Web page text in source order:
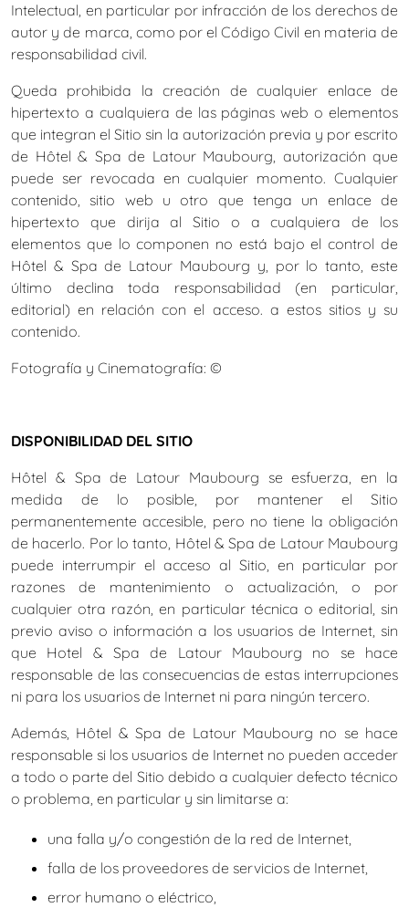
Intelectual, en particular por infracción de los derechos de
autor y de marca, como por el Código Civil en materia de
responsabilidad civil.
Queda prohibida la creación de cualquier enlace de
hipertexto a cualquiera de las páginas web o elementos
que integran el Sitio sin la autorización previa y por escrito
de Hôtel & Spa de Latour Maubourg, autorización que
puede ser revocada en cualquier momento. Cualquier
contenido, sitio web u otro que tenga un enlace de
hipertexto que dirija al Sitio o a cualquiera de los
elementos que lo componen no está bajo el control de
Hôtel & Spa de Latour Maubourg y, por lo tanto, este
último declina toda responsabilidad (en particular,
editorial) en relación con el acceso. a estos sitios y su
contenido.
Fotografía y Cinematografía: ©
DISPONIBILIDAD DEL SITIO
Hôtel & Spa de Latour Maubourg se esfuerza, en la
medida de lo posible, por mantener el Sitio
permanentemente accesible, pero no tiene la obligación
de hacerlo. Por lo tanto, Hôtel & Spa de Latour Maubourg
puede interrumpir el acceso al Sitio, en particular por
razones de mantenimiento o actualización, o por
cualquier otra razón, en particular técnica o editorial, sin
previo aviso o información a los usuarios de Internet, sin
que Hotel & Spa de Latour Maubourg no se hace
responsable de las consecuencias de estas interrupciones
ni para los usuarios de Internet ni para ningún tercero.
Además, Hôtel & Spa de Latour Maubourg no se hace
responsable si los usuarios de Internet no pueden acceder
a todo o parte del Sitio debido a cualquier defecto técnico
o problema, en particular y sin limitarse a:
una falla y/o congestión de la red de Internet,
falla de los proveedores de servicios de Internet,
error humano o eléctrico,